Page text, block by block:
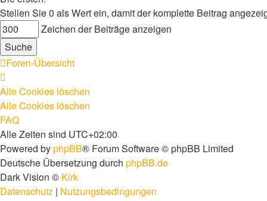
Stellen Sie 0 als Wert ein, damit der komplette Beitrag
Zeichen der Beiträge anzeigen
Foren-Übersicht
Alle Cookies löschen
Alle Cookies löschen
FAQ
Alle Zeiten sind UTC+02:00
Powered byphpBB® Forum Software © phpBB Limited
Deutsche Übersetzung durch phpBB.de
Dark Vision © Kirk
Datenschutz | Nutzungsbedingungen